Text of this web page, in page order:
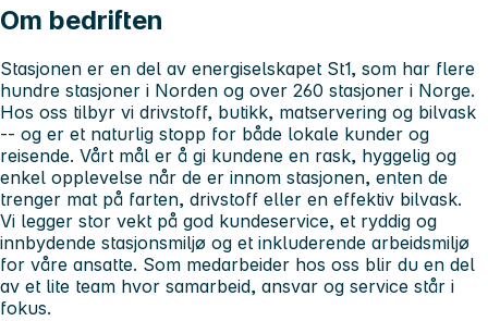
Om bedriften
Stasjonen er en del av energiselskapet St1, som har flere
hundre stasjoner i Norden og over 260 stasjoner i Norge.
Hos oss tilbyr vi drivstoff, butikk, matservering og bilvask
-- og er et naturlig stopp for både lokale kunder og
reisende. Vårt mål er å gi kundene en rask, hyggelig og
enkel opplevelse når de er innom stasjonen, enten de
trenger mat på farten, drivstoff eller en effektiv bilvask.
Vi legger stor vekt på god kundeservice, et ryddig og
innbydende stasjonsmiljø og et inkluderende arbeidsmiljø
for våre ansatte. Som medarbeider hos oss blir du en del
av et lite team hvor samarbeid, ansvar og service står i
fokus.